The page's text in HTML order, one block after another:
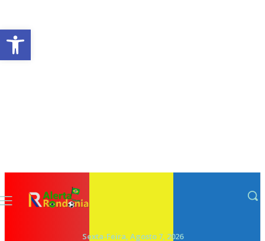
Sexta-Feira, Agosto 7, 2026
Abrir a barra de ferramentas